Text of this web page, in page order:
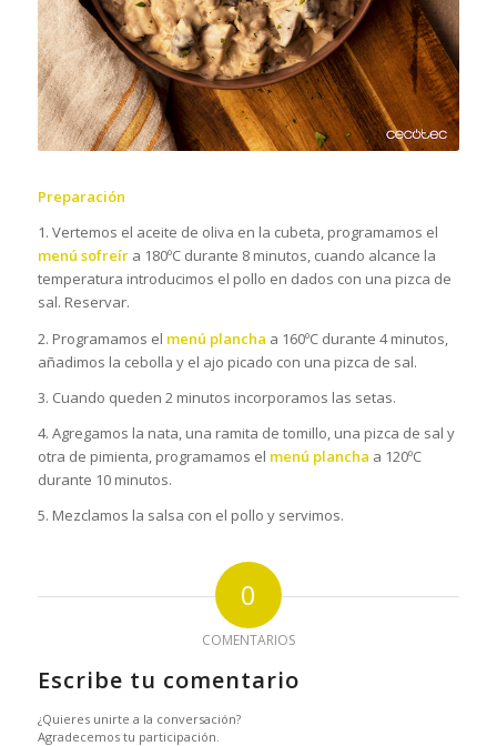
Preparación
1. Vertemos el aceite de oliva en la cubeta, programamos el
menú sofreíra 180ºC durante 8 minutos, cuando alcance la
temperatura introducimos el pollo en dados con una pizca de
sal. Reservar.
2. Programamos el menú plancha a 160ºC durante 4 minutos,
añadimos la cebolla y el ajo picado con una pizca de sal.
3. Cuando queden 2 minutos incorporamos las setas.
4. Agregamos la nata, una ramita de tomillo, una pizca de sal y
otra de pimienta, programamos el menú plancha a 120ºC
durante 10 minutos.
5. Mezclamos la salsa con el pollo y servimos.
0
COMENTARIOS
Escribe tu comentario
¿Quieres unirte a la conversación?
Agradecemos tu participación.